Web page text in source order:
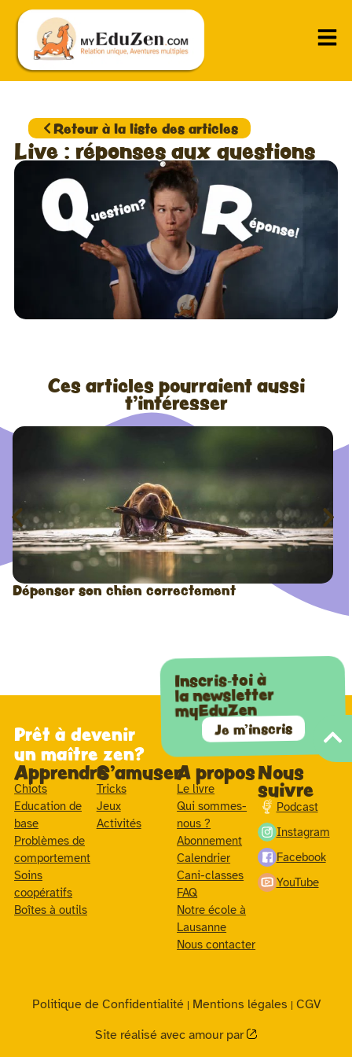
Retour à la liste des articles
Live : réponses aux questions
Ces articles pourraient aussi
t'intéresser
Dépenser son chien correctement
Prêt à devenir
un maître zen?
Inscris-toi à
la newsletter
myEduZen
Je m'inscris
Apprendre
Chiots
Education de
base
Problèmes de
comportement
Soins
coopératifs
Boîtes à outils
S'amuser
Tricks
Jeux
Activités
A propos
Le livre
Qui sommes-
nous ?
Abonnement
Calendrier
Cani-classes
FAQ
Notre école à
Lausanne
Nous contacter
Nous
suivre
Podcast
Instagram
Facebook
YouTube
Politique de Confidentialité| Mentions légales | CGV
Site réalisé avec amour par